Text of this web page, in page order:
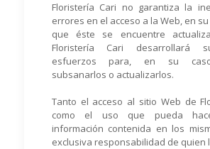
Floristería Cari no garantiza la
errores en el acceso a la Web, en
que éste se encuentre
Floristería Cari desarrollará
esfuerzos para, en su
subsanarlos o actualizarlos.
Tanto el acceso al sitio Web de
como el uso que pueda
información contenida en los
exclusiva responsabilidad de quien